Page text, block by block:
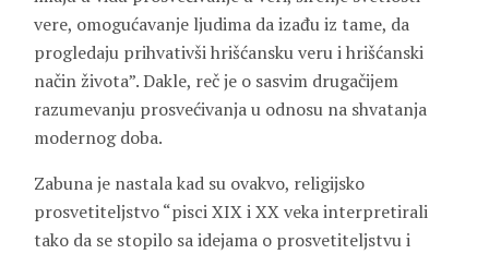
vere, omogućavanje ljudima da izađu iz tame, da
progledaju prihvativši hrišćansku veru i hrišćanski
način života”. Dakle, reč je o sasvim drugačijem
razumevanju prosvećivanja u odnosu na shvatanja
modernog doba.
Zabuna je nastala kad su ovakvo, religijsko
prosvetiteljstvo “pisci XIX i XX veka interpretirali
tako da se stopilo sa idejama o prosvetiteljstvu i